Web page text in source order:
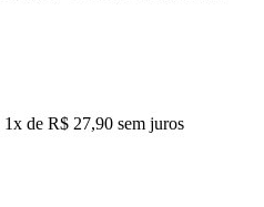
1x de R$ 27,90 sem juros